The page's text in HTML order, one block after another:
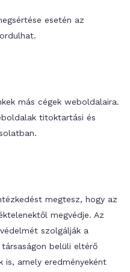
esetén az
más cégek weboldalaira.
titoktartási és
megtesz, hogy az
megvédje. Az
szolgálják a
belüli eltérő
is, amely eredményeként